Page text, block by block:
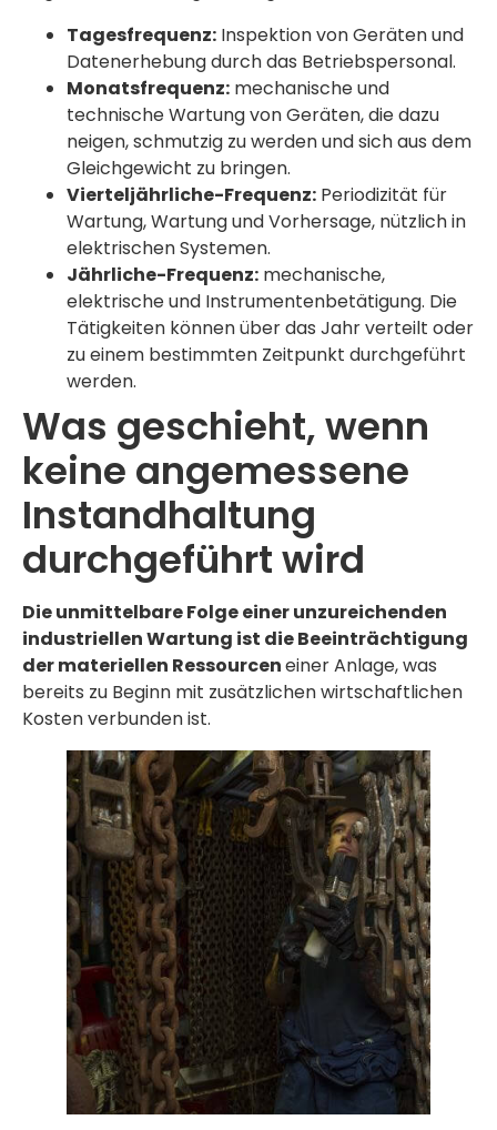
Tagesfrequenz: Inspektion von Geräten und
Datenerhebung durch das Betriebspersonal.
Monatsfrequenz: mechanische und
technische Wartung von Geräten, die dazu
neigen, schmutzig zu werden und sich aus dem
Gleichgewicht zu bringen.
Vierteljährliche-Frequenz: Periodizität für
Wartung, Wartung und Vorhersage, nützlich in
elektrischen Systemen.
Jährliche-Frequenz: mechanische,
elektrische und Instrumentenbetätigung. Die
Tätigkeiten können über das Jahr verteilt oder
zu einem bestimmten Zeitpunkt durchgeführt
werden.
Was geschieht, wenn
keine angemessene
Instandhaltung
durchgeführt wird
Die unmittelbare Folge einer unzureichenden
industriellen Wartung ist die Beeinträchtigung
der materiellen Ressourceneiner Anlage, was
bereits zu Beginn mit zusätzlichen wirtschaftlichen
Kosten verbunden ist.